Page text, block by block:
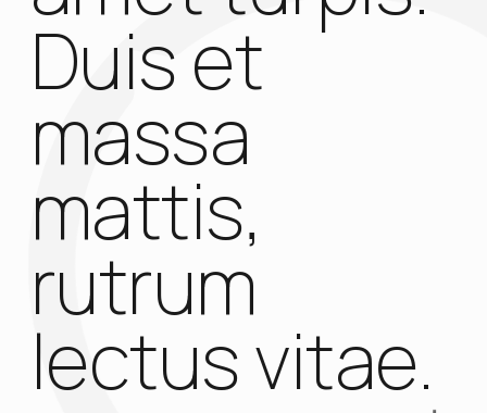
Duis et
massa
mattis,
rutrum
lectus vitae.